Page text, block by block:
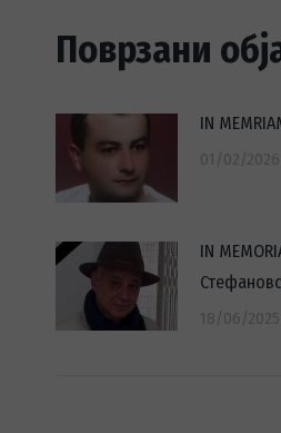
Поврзани
IN
01/02/2026
IN
18/06/2025